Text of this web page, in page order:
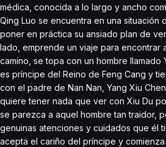
médica, conocida a lo largo y ancho
Qing Luo se encuentra en una situación
poner en práctica su ansiado plan de
lado, emprende un viaje para encontrar
camino, se topa con un hombre llamado
es príncipe del Reino de Feng Cang y
con el padre de Nan Nan, Yang Xiu
quiere tener nada que ver con Xiu Du
se parezca a aquel hombre tan traidor,
genuinas atenciones y cuidados que él
acepta el cariño del príncipe y